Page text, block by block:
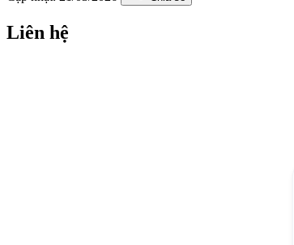
Liên hệ